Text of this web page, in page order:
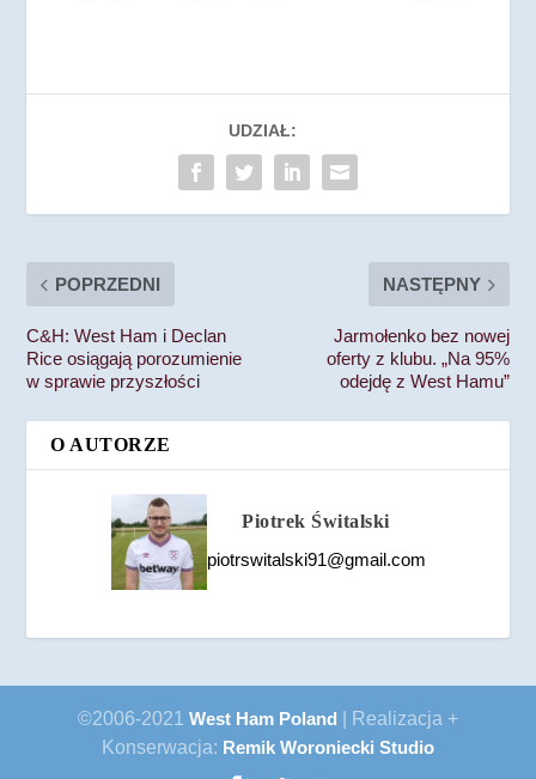
UDZIAŁ:
POPRZEDNI
C&H: West Ham i Declan
Rice osiągają porozumienie
w sprawie przyszłości
NASTĘPNY
Jarmołenko bez nowej
oferty z klubu. „Na 95%
odejdę z West Hamu”
O AUTORZE
Piotrek Świtalski
piotrswitalski91@gmail.com
©2006-2021 West Ham Poland | Realizacja +
Konserwacja: Remik Woroniecki Studio